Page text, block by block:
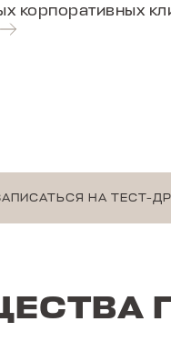
корпоративных
НА ТЕСТ-